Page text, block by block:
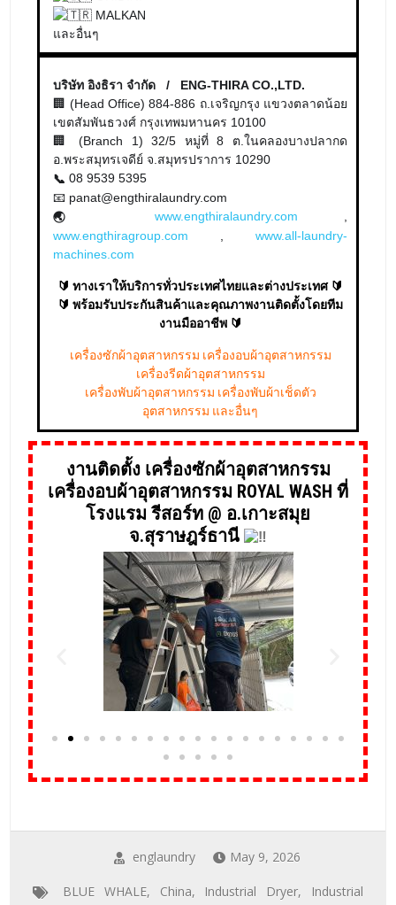
และอื่นๆ
บริษัท อิงธิรา จำกัด / ENG-THIRA CO.,LTD.
🏢 (Head Office) 884-886 ถ.เจริญกรุง แขวงตลาดน้อย
เขตสัมพันธวงศ์ กรุงเทพมหานคร 10100
🏢 (Branch 1) 32/5 หมู่ที่ 8 ต.ในคลองบางปลากด
อ.พระสมุทรเจดีย์ จ.สมุทรปราการ 10290
08 9539 5395
📧 panat@engthiralaundry.com
www.engthiragroup.com
,
machines.com
🔰 ทางเราให้บริการทั่วประเทศไทยและต่างประเทศ 🔰
🔰 พร้อมรับประกันสินค้าและคุณภาพงานติดตั้งโดยทีม
งานมืออาชีพ 🔰
เครื่องซักผ้าอุตสาหกรรม เครื่องอบผ้าอุตสาหกรรม
เครื่องรีดผ้าอุตสาหกรรม
เครื่องพับผ้าอุตสาหกรรม เครื่องพับผ้าเช็ดตัว
อุตสาหกรรม และอื่นๆ
งานติดตั้ง เครื่องซักผ้าอุตสาหกรรม
เครื่องอบผ้าอุตสาหกรรม ROYAL WASH ที่
โรงแรม รีสอร์ท @ อ.เกาะสมุย
จ.สุราษฎร์ธานี
englaundry May 9, 2026
BLUE WHALE,China, Industrial Dryer,
Washer ,ROYAL WASH,SIMPLE CLEAN,SLD ,SPEED